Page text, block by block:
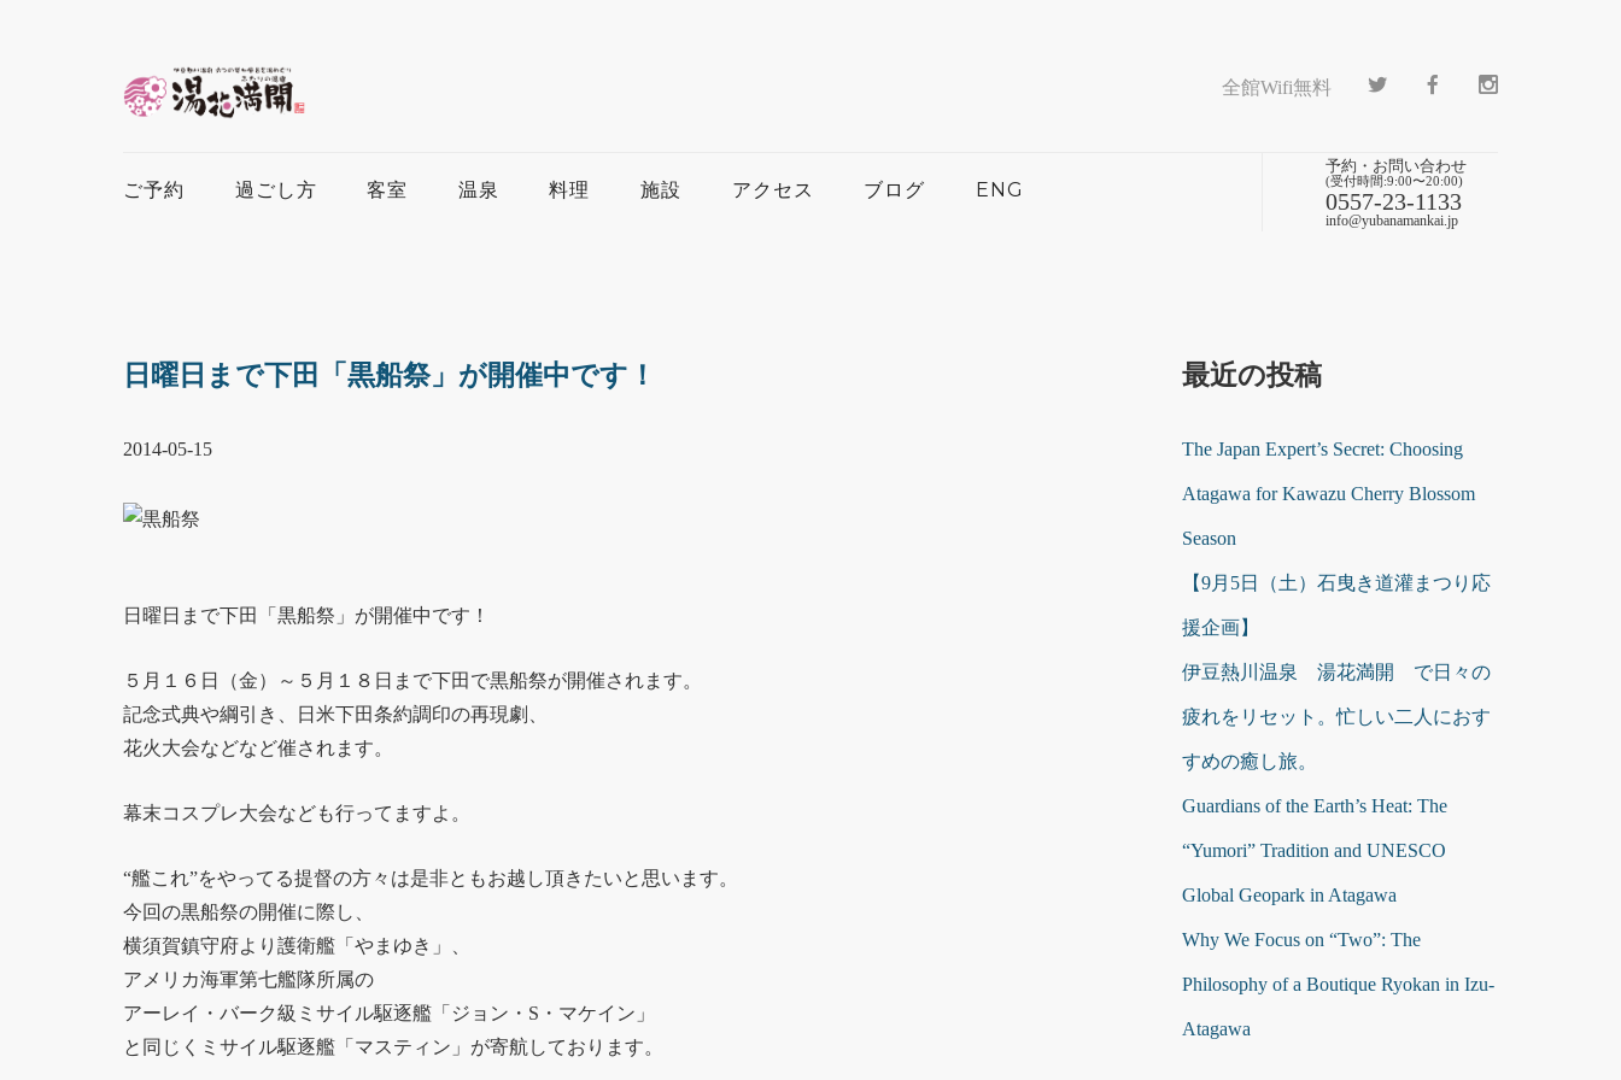
全館Wifi無料
ご予約 過ごし方 客室 温泉 料理 施設 アクセス ブログ ENG
予約・お問い合わせ
(受付時間:9:00〜20:00)
0557-23-1133
info@yubanamankai.jp
日曜日まで下田「黒船祭」が開催中です！
2014-05-15
日曜日まで下田「黒船祭」が開催中です！
５月１６日（金）～５月１８日まで下田で黒船祭が開催されます。
記念式典や綱引き、日米下田条約調印の再現劇、
花火大会などなど催されます。
幕末コスプレ大会なども行ってますよ。
“艦これ”をやってる提督の方々は是非ともお越し頂きたいと思います。
今回の黒船祭の開催に際し、
横須賀鎮守府より護衛艦「やまゆき」、
アメリカ海軍第七艦隊所属の
アーレイ・バーク級ミサイル駆逐艦「ジョン・S・マケイン」
と同じくミサイル駆逐艦「マスティン」が寄航しております。
最近の投稿
The Japan Expert’s Secret: Choosing
Atagawa for Kawazu Cherry Blossom
Season
【9月5日（土）石曳き道灌まつり応
援企画】
伊豆熱川温泉 湯花満開 で日々の
疲れをリセット。忙しい二人におす
すめの癒し旅。
Guardians of the Earth’s Heat: The
“Yumori” Tradition and UNESCO
Global Geopark in Atagawa
Why We Focus on “Two”: The
Philosophy of a Boutique Ryokan in Izu-
Atagawa